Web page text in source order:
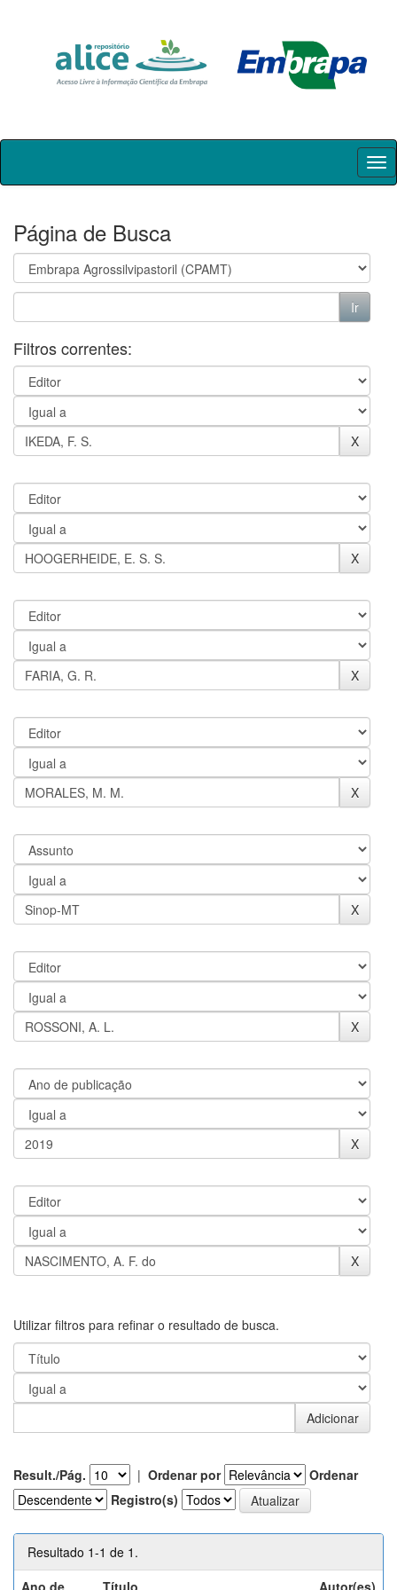
Skip
Página de Busca
Filtros correntes:
Utilizar filtros para refinar o resultado de busca.
Result./Pág. | Ordenar por
Ordenar
Registro(s)
Resultado 1-1 de 1.
Ano de
Título Autor(es)